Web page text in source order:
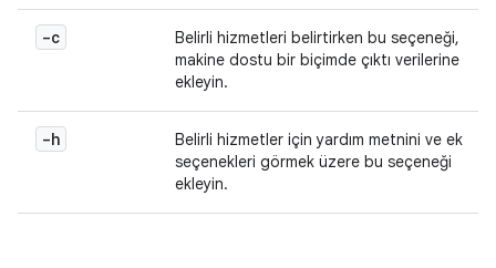
-c
Belirli hizmetleri belirtirken bu seçeneği,
makine dostu bir biçimde çıktı verilerine
ekleyin.
-h
Belirli hizmetler için yardım metnini ve ek
seçenekleri görmek üzere bu seçeneği
ekleyin.